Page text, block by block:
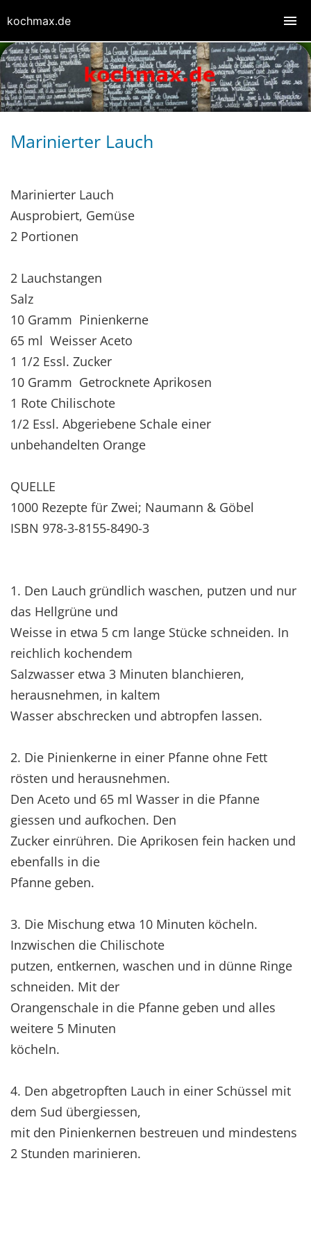
Marinierter Lauch
Marinierter Lauch
Ausprobiert, Gemüse
2 Portionen
2 Lauchstangen
Salz
10 Gramm Pinienkerne
65 ml Weisser Aceto
1 1/2 Essl. Zucker
10 Gramm Getrocknete Aprikosen
1 Rote Chilischote
1/2 Essl. Abgeriebene Schale einer
unbehandelten Orange
QUELLE
1000 Rezepte für Zwei; Naumann & Göbel
ISBN 978-3-8155-8490-3
1. Den Lauch gründlich waschen, putzen und nur
das Hellgrüne und
Weisse in etwa 5 cm lange Stücke schneiden. In
reichlich kochendem
Salzwasser etwa 3 Minuten blanchieren,
herausnehmen, in kaltem
Wasser abschrecken und abtropfen lassen.
2. Die Pinienkerne in einer Pfanne ohne Fett
rösten und herausnehmen.
Den Aceto und 65 ml Wasser in die Pfanne
giessen und aufkochen. Den
Zucker einrühren. Die Aprikosen fein hacken und
ebenfalls in die
Pfanne geben.
3. Die Mischung etwa 10 Minuten köcheln.
Inzwischen die Chilischote
putzen, entkernen, waschen und in dünne Ringe
schneiden. Mit der
Orangenschale in die Pfanne geben und alles
weitere 5 Minuten
köcheln.
4. Den abgetropften Lauch in einer Schüssel mit
dem Sud übergiessen,
mit den Pinienkernen bestreuen und mindestens
2 Stunden marinieren.
kochmax.de